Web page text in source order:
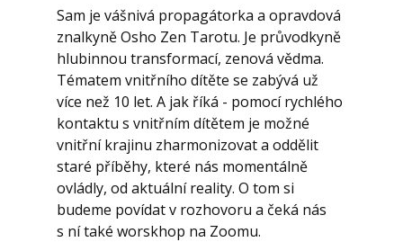
Sam je vášnivá propagátorka a opravdová
znalkyně Osho Zen Tarotu. Je průvodkyně
hlubinnou transformací, zenová vědma.
Tématem vnitřního dítěte se zabývá už
více než 10 let. A jak říká - pomocí rychlého
kontaktu s vnitřním dítětem je možné
vnitřní krajinu zharmonizovat a oddělit
staré příběhy, které nás momentálně
ovládly, od aktuální reality. O tom si
budeme povídat v rozhovoru a čeká nás
s ní také worskhop na Zoomu.